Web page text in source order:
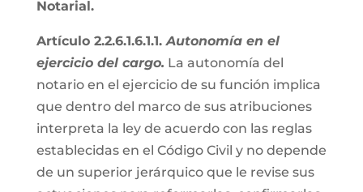
Notarial.
Artículo 2.2.6.1.6.1.1.Autonomía en el
ejercicio del cargo. La autonomía del
notario en el ejercicio de su función implica
que dentro del marco de sus atribuciones
interpreta la ley de acuerdo con las reglas
establecidas en el Código Civil y no depende
de un superior jerárquico que le revise sus